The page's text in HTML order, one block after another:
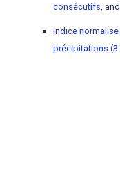
consécutifs , and
indice
précipitations